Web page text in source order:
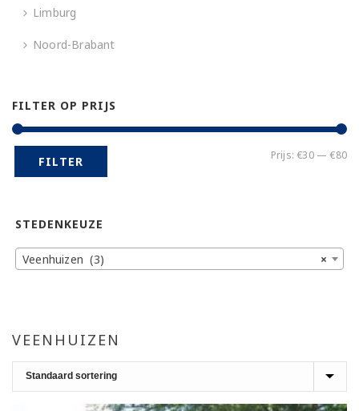
VEENHUIZEN
Limburg
Noord-Brabant
FILTER OP PRIJS
FILTER Prijs:€30—€80
STEDENKEUZE
×
Veenhuizen (3)